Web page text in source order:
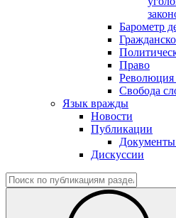
Барометр
Право
Революция
Свобода
Язык вражды
Новости
Публикации
Документы
Дискуссии